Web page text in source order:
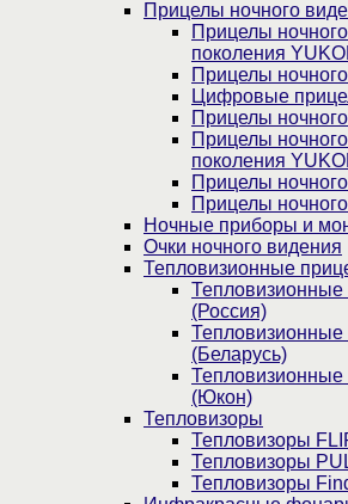
Прицелы ночного
Прицелы
поколения
Прицелы
Цифровые
Прицелы
Прицелы
поколения
Прицелы
Прицелы
Ночные приборы и
Очки ночного видения
Тепловизионные
Тепловизионные
(Россия)
(Беларусь)
(Юкон)
Тепловизоры
Тепловизоры
Тепловизоры
Тепловизоры